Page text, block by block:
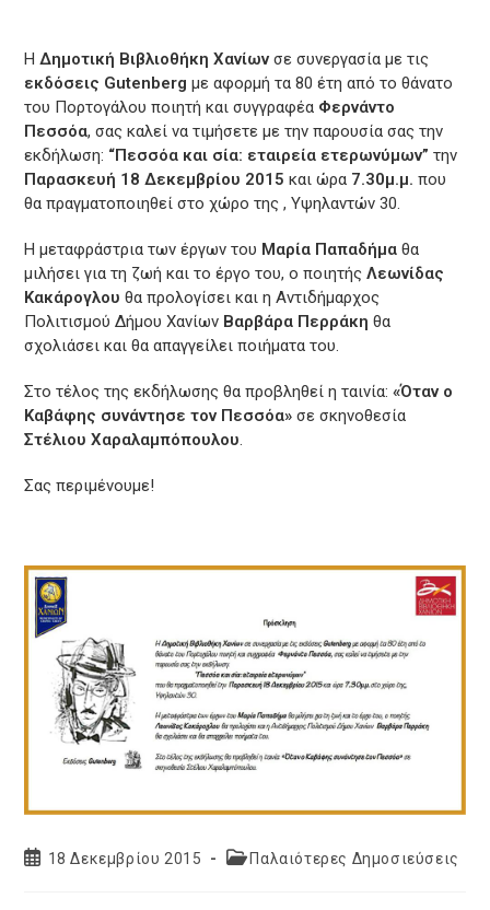
ΗΔημοτική Βιβλιοθήκη Χανίων σε συνεργασία με τις
εκδόσεις Gutenberg με αφορμή τα 80 έτη από το θάνατο
του Πορτογάλου ποιητή και συγγραφέα Φερνάντο
Πεσσόα, σας καλεί να τιμήσετε με την παρουσία σας την
εκδήλωση: “Πεσσόα και σία: εταιρεία ετερωνύμων” την
Παρασκευή 18 Δεκεμβρίου 2015 και ώρα 7.30μ.μ. που
θα πραγματοποιηθεί στο χώρο της , Υψηλαντών 30.
Η μεταφράστρια των έργων του Μαρία Παπαδήμα θα
μιλήσει για τη ζωή και το έργο του, ο ποιητήςΛεωνίδας
Κακάρογλου θα προλογίσει και η Αντιδήμαρχος
Πολιτισμού Δήμου Χανίων Βαρβάρα Περράκη θα
σχολιάσει και θα απαγγείλει ποιήματα του.
Στο τέλος της εκδήλωσης θα προβληθεί η ταινία:«Όταν ο
Καβάφης συνάντησε τον Πεσσόα» σε σκηνοθεσία
Στέλιου Χαραλαμπόπουλου.
Σας περιμένουμε!
Post18 Δεκεμβρίου 2015
PostΠαλαιότερες Δημοσιεύσεις